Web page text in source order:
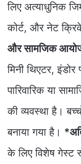
लिए अत्याधुनिक
कोर्ट, और नेट
और सामजिक
मिनी थिएटर,
पारिवारिक या
की व्यवस्था है।
बनाया गया है।
के लिए विशेष गेस्ट